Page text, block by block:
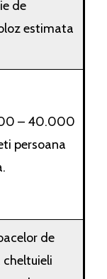
de
estimata
– 40.000
persoana
de